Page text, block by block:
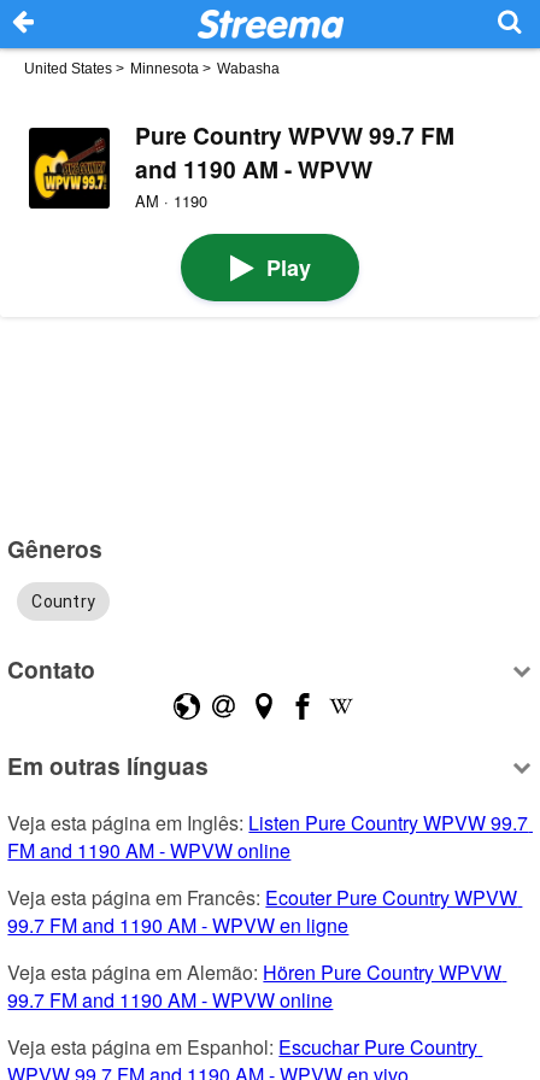
United States > Minnesota > Wabasha
Pure Country WPVW 99.7 FM
and 1190 AM - WPVW
AM · 1190
Play
Gêneros
Country
Contato
Em outras línguas
Veja esta página em Inglês: Listen Pure Country WPVW 99.7
FM and 1190 AM - WPVW online
Veja esta página em Francês: Ecouter Pure Country WPVW
99.7 FM and 1190 AM - WPVW en ligne
Veja esta página em Alemão: Hören Pure Country WPVW
99.7 FM and 1190 AM - WPVW online
Veja esta página em Espanhol: Escuchar Pure Country
WPVW 99.7 FM and 1190 AM - WPVW en vivo